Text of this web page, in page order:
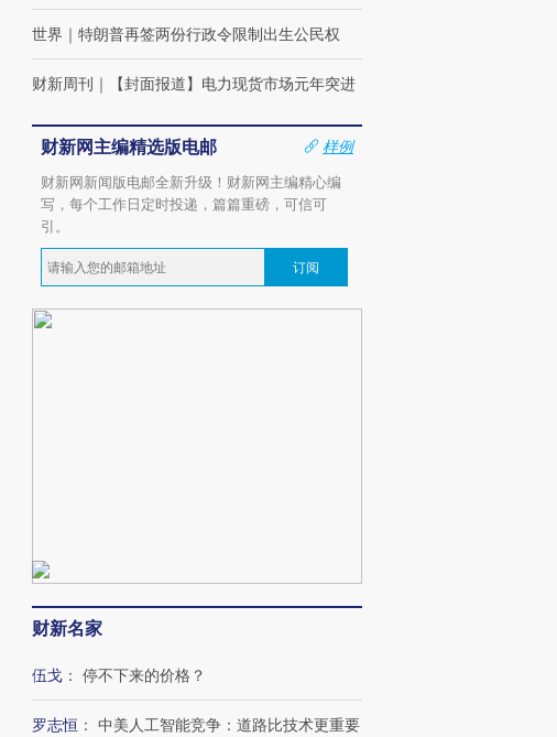
世界 ｜ 特朗普再签两份行政令限制出生公民权
财新周刊 ｜ 【封面报道】电力现货市场元年突进
财新网主编精选版电邮
样例
财新网新闻版电邮全新升级！财新网主编精心编
写，每个工作日定时投递，篇篇重磅，可信可
引。
订阅
财新名家
伍戈 ： 停不下来的价格？
罗志恒 ： 中美人工智能竞争：道路比技术更重要